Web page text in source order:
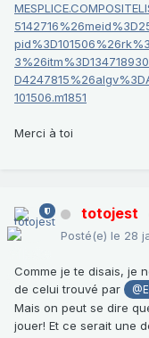
101506.m1851
Merci à toi
totojest
Posté(e) le 28
Comme je te disais, je
de celui trouvé par
Mais on peut se dire
jouer! Et ce serait une